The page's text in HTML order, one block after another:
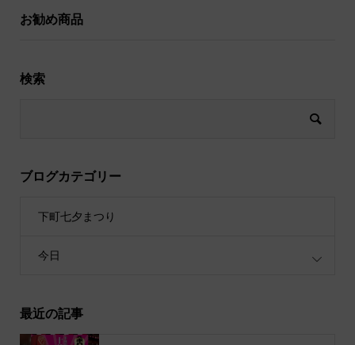
お勧め商品
検索
ブログカテゴリー
下町七夕まつり
今日
最近の記事